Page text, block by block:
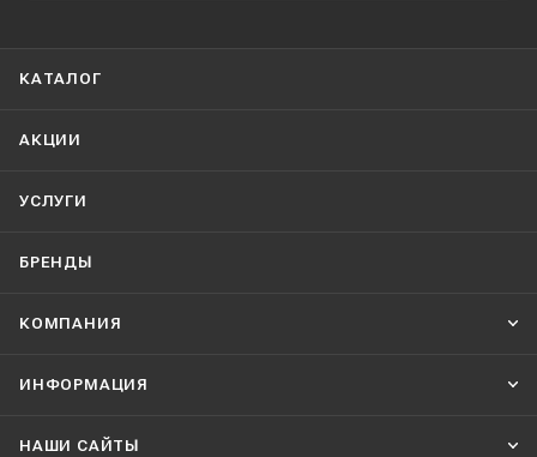
КАТАЛОГ
АКЦИИ
УСЛУГИ
БРЕНДЫ
КОМПАНИЯ
ИНФОРМАЦИЯ
НАШИ CАЙТЫ